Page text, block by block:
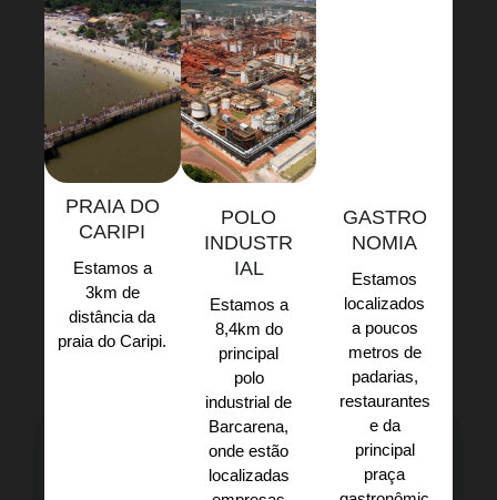
PRAIA DO
CARIPI
Estamos a
3km de
distância da
praia do Caripi.​
POLO
INDUSTR
IAL
Estamos a
8,4km do
principal
polo
industrial de
Barcarena,
onde estão
localizadas
GASTRO
NOMIA
Estamos
localizados
a poucos
metros de
padarias,
restaurantes
e da
principal
praça